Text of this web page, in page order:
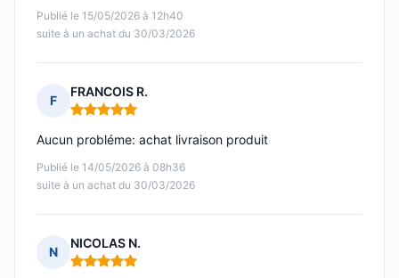
Publié le 15/05/2026 à 12h40
suite à un achat du 30/03/2026
F
FRANCOIS R.
Note : 5 sur 5
Publié le 14/05/2026 à 08h36
suite à un achat du 30/03/2026
Aucun probléme: achat livraison produit
N
NICOLAS N.
Note : 5 sur 5